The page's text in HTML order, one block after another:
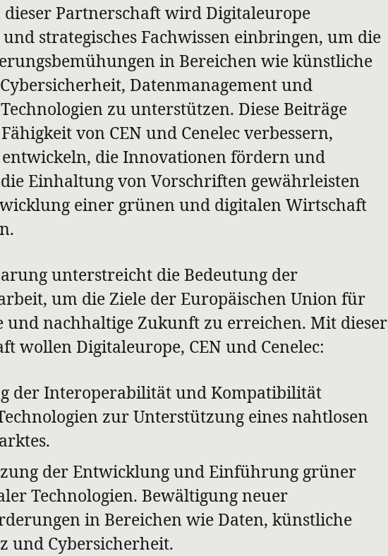
dieser Partnerschaft wird Digitaleurope
strategisches Fachwissen einbringen, um die
in Bereichen wie künstliche
Datenmanagement und
zu unterstützen. Diese Beiträge
von CEN und Cenelec verbessern,
die Innovationen fördern und
Einhaltung von Vorschriften gewährleisten
einer grünen und digitalen Wirtschaft
unterstreicht die Bedeutung der
um die Ziele der Europäischen Union für
und nachhaltige Zukunft zu erreichen. Mit dieser
wollen Digitaleurope, CEN und Cenelec:
der Interoperabilität und Kompatibilität
zur Unterstützung eines nahtlosen
der Entwicklung und Einführung grüner
Technologien. Bewältigung neuer
in Bereichen wie Daten, künstliche
und Cybersicherheit.